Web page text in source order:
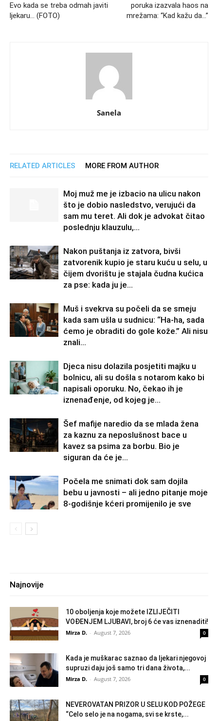
Evo kada se treba odmah javiti
ljekaru… (FOTO)
poruka izazvala haos na
mrežama: “Kad kažu da…”
Sanela
RELATED ARTICLES MORE FROM AUTHOR
Moj muž me je izbacio na ulicu nakon
što je dobio nasledstvo, verujući da
sam mu teret. Ali dok je advokat čitao
poslednju klauzulu,...
Nakon puštanja iz zatvora, bivši
zatvorenik kupio je staru kuću u selu, u
čijem dvorištu je stajala čudna kućica
za pse: kada ju je...
Muš i svekrva su počeli da se smeju
kada sam ušla u sudnicu: “Ha-ha, sada
ćemo je obraditi do gole kože.” Ali nisu
znali...
Djeca nisu dolazila posjetiti majku u
bolnicu, ali su došla s notarom kako bi
napisali oporuku. No, čekao ih je
iznenađenje, od kojeg je...
Šef mafije naredio da se mlada žena
za kaznu za neposlušnost bace u
kavez sa psima za borbu. Bio je
siguran da će je...
Počela me snimati dok sam dojila
bebu u javnosti – ali jedno pitanje moje
8-godišnje kćeri promijenilo je sve
Najnovije
10 oboljenja koje možete IZLIJEČITI
VOĐENJEM LJUBAVI, broj 6 će vas iznenaditi!
Mirza D. - August 7, 2026 0
Kada je muškarac saznao da ljekari njegovoj
supruzi daju još samo tri dana života,...
Mirza D. - August 7, 2026 0
NEVEROVATAN PRIZOR U SELU KOD POŽEGE
“Celo selo je na nogama, svi se krste,...